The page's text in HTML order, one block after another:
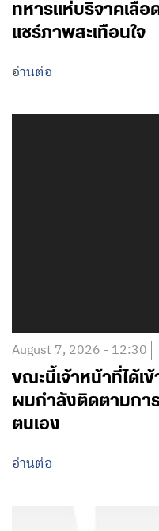
ทหารแห่บริจาคเลื
แชร์ภาพสะเทือนใจ
อ่านต่อ
August 7, 2026 - 12:30
ขณะนี้เจ้าหน้าที่ได้
ผมกำลังติดตามกา
ตนเอง
อ่านต่อ